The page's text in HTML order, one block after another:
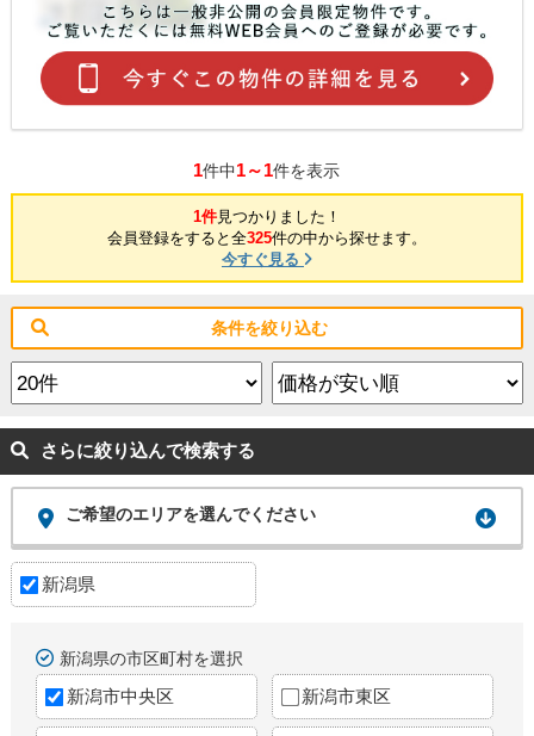
1件中1～1件を表示
1件見つかりました！
会員登録をすると全325件の中から探せます。
今すぐ見る
条件を絞り込む
さらに絞り込んで検索する
ご希望のエリアを選んでください
新潟県
新潟県の市区町村を選択
新潟市中央区 新潟市東区